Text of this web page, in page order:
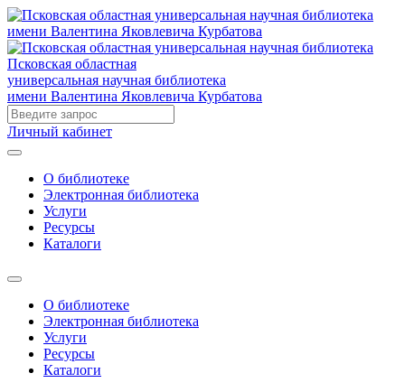
Псковская областная
универсальная научная библиотека
имени Валентина Яковлевича Курбатова
Личный кабинет
О библиотеке
Электронная библиотека
Услуги
Ресурсы
Каталоги
О библиотеке
Электронная библиотека
Услуги
Ресурсы
Каталоги